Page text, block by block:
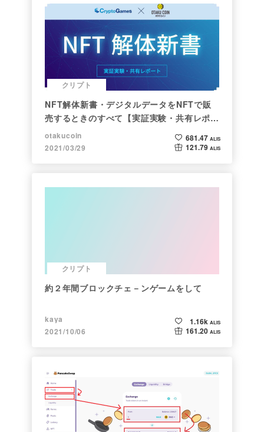
クリプト
NFT解体新書・デジタルデータをNFTで販
売するときのすべて【実証実験・共有レポー
ト】
otakucoin
2021/03/29
681.47 ALIS
121.79 ALIS
クリプト
約２年間ブロックチェ－ンゲームをして
kaya
2021/10/06
1.16k ALIS
161.20 ALIS